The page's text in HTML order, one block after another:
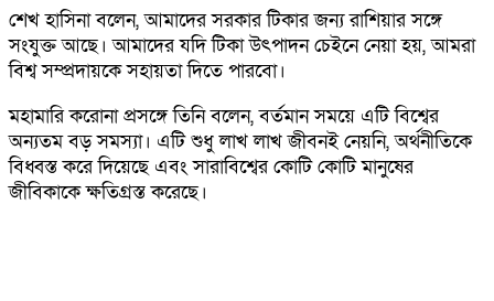
শেখ হাসিনা বলেন, আমাদের সরকার টিকার জন্য রাশিয়ার সঙ্গে
সংযুক্ত আছে। আমাদের যদি টিকা উৎপাদন চেইনে নেয়া হয়, আমরা
বিশ্ব সম্প্রদায়কে সহায়তা দিতে পারবো।
মহামারি করোনা প্রসঙ্গে তিনি বলেন, বর্তমান সময়ে এটি বিশ্বের
অন্যতম বড় সমস্যা। এটি শুধু লাখ লাখ জীবনই নেয়নি, অর্থনীতিকে
বিধ্বস্ত করে দিয়েছে এবং সারাবিশ্বের কোটি কোটি মানুষের
জীবিকাকে ক্ষতিগ্রস্ত করেছে।